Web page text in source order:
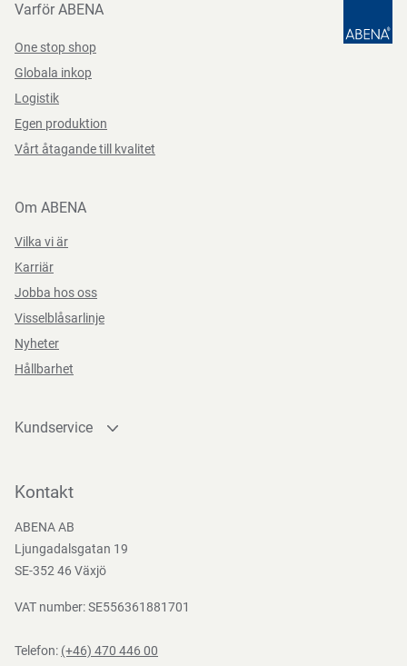
Varför ABENA
One stop shop
Globala inkop
Logistik
Egen produktion
Vårt åtagande till kvalitet
Om ABENA
Vilka vi är
Karriär
Jobba hos oss
Visselblåsarlinje
Nyheter
Hållbarhet
Kundservice
Bli kund
Nedladdningar
Kontakt
ABENA AB
Ljungadalsgatan 19
SE-352 46 Växjö
VAT number: SE556361881701
Telefon: (+46) 470 446 00